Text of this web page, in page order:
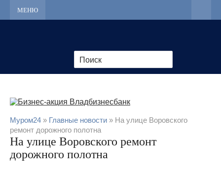
МЕНЮ
Муром24 » Главные новости » На улице Воровского
ремонт дорожного полотна
На улице Воровского ремонт
дорожного полотна